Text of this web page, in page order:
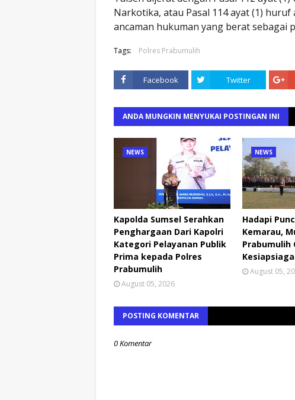
Narkotika, atau Pasal 114 ayat (1) huruf
ancaman hukuman yang berat sebagai
Tags: Polres Prabumulih
Facebook Twitter
ANDA MUNGKIN MENYUKAI POSTINGAN INI
NEWS
Kapolda Sumsel Serahkan
Penghargaan Dari Kapolri
Kategori Pelayanan Publik
Prima kepada Polres
Prabumulih
August 05, 2026
NEWS
Hadapi
Kemarau,
Prabumulih
August 05,
POSTING KOMENTAR
0 Komentar